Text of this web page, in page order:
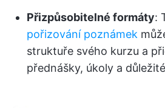
Přizpůsobitelné formáty:
pořizování poznámek
struktuře svého kurzu a
přednášky, úkoly a